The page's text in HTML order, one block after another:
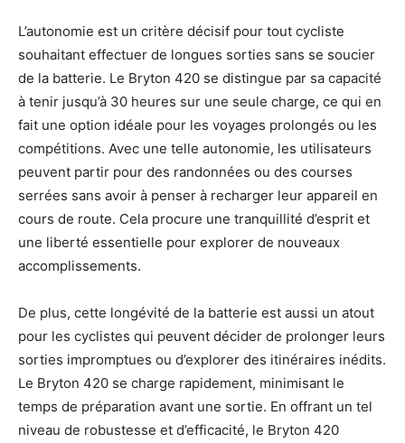
L’autonomie est un critère décisif pour tout cycliste
souhaitant effectuer de longues sorties sans se soucier
de la batterie. Le Bryton 420 se distingue par sa capacité
à tenir jusqu’à 30 heures sur une seule charge, ce qui en
fait une option idéale pour les voyages prolongés ou les
compétitions. Avec une telle autonomie, les utilisateurs
peuvent partir pour des randonnées ou des courses
serrées sans avoir à penser à recharger leur appareil en
cours de route. Cela procure une tranquillité d’esprit et
une liberté essentielle pour explorer de nouveaux
accomplissements.
De plus, cette longévité de la batterie est aussi un atout
pour les cyclistes qui peuvent décider de prolonger leurs
sorties impromptues ou d’explorer des itinéraires inédits.
Le Bryton 420 se charge rapidement, minimisant le
temps de préparation avant une sortie. En offrant un tel
niveau de robustesse et d’efficacité, le Bryton 420